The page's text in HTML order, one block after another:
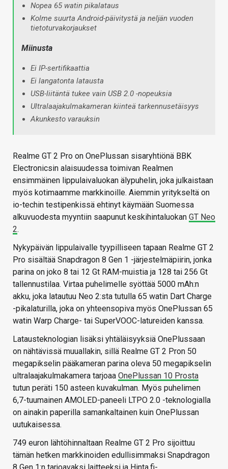
Nopea 65 watin pikalataus
Kolme suurta Android-päivitystä ja neljän vuoden
tietoturvakorjaukset
Miinusta
Ei IP-sertifikaattia
Ei langatonta latausta
USB-liitäntä tukee vain USB 2.0 -nopeuksia
Ultralaajakulmakameran kiinteä tarkennusetäisyys
Akunkesto varauksin
Realme GT 2 Pro on OnePlussan sisaryhtiönä BBK
Electronicsin alaisuudessa toimivan Realmen
ensimmäinen lippulaivaluokan älypuhelin, joka julkaistaan
myös kotimaamme markkinoille. Aiemmin yritykseltä on
io-techin testipenkissä ehtinyt käymään Suomessa
alkuvuodesta myyntiin saapunut keskihintaluokan GT Neo
2.
Nykypäivän lippulaivalle tyypilliseen tapaan Realme GT 2
Pro sisältää Snapdragon 8 Gen 1 -järjestelmäpiirin, jonka
parina on joko 8 tai 12 Gt RAM-muistia ja 128 tai 256 Gt
tallennustilaa. Virtaa puhelimelle syöttää 5000 mAh:n
akku, joka latautuu Neo 2:sta tutulla 65 watin Dart Charge
-pikalaturilla, joka on yhteensopiva myös OnePlussan 65
watin Warp Charge- tai SuperVOOC-latureiden kanssa.
Latausteknologian lisäksi yhtäläisyyksiä OnePlussaan
on nähtävissä muuallakin, sillä Realme GT 2 Pron 50
megapikselin pääkameran parina oleva 50 megapikselin
ultralaajakulmakamera tarjoaa OnePlussan 10 Prosta
tutun peräti 150 asteen kuvakulman. Myös puhelimen
6,7-tuumainen AMOLED-paneeli LTPO 2.0 -teknologialla
on ainakin paperilla samankaltainen kuin OnePlussan
uutukaisessa.
749 euron lähtöhinnaltaan Realme GT 2 Pro sijoittuu
tämän hetken markkinoiden edullisimmaksi Snapdragon